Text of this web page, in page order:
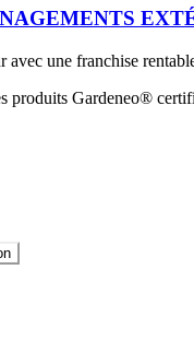
avec une franchise
produits Gardeneo®